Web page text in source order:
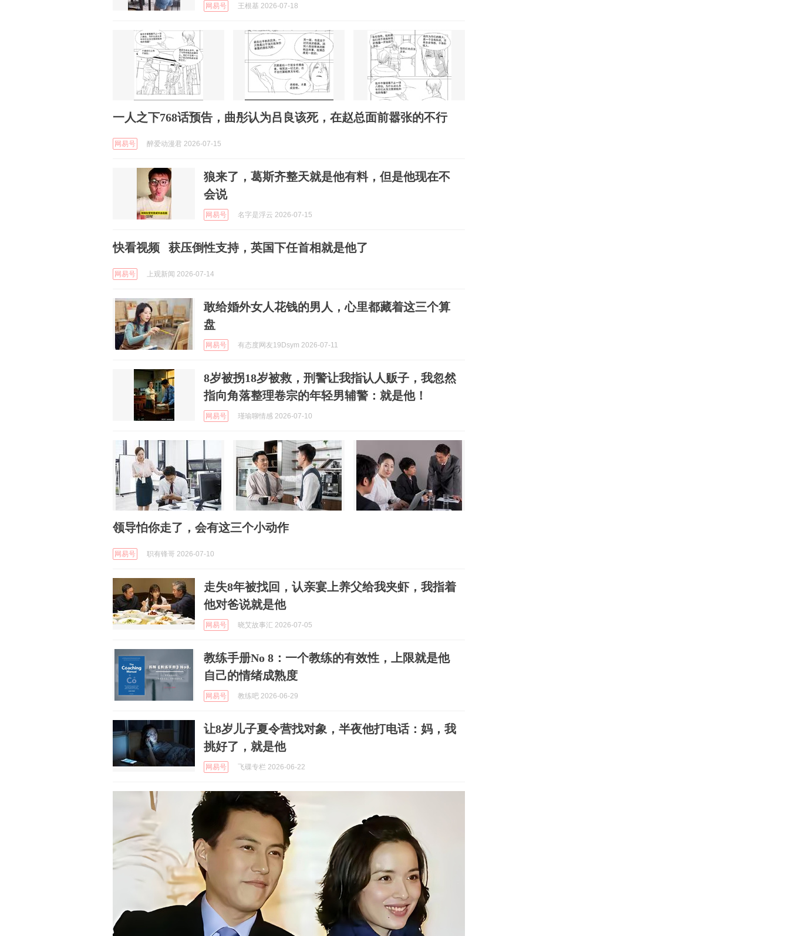
网易号 王根基 2026-07-18
一人之下768话预告，曲彤认为吕良该死，在赵总面前嚣张的不行
网易号 醉爱动漫君 2026-07-15
狼来了，葛斯齐整天就是他有料，但是他现在不
会说
网易号 名字是浮云 2026-07-15
快看视频 获压倒性支持，英国下任首相就是他了
网易号 上观新闻 2026-07-14
敢给婚外女人花钱的男人，心里都藏着这三个算
盘
网易号 有态度网友19Dsym 2026-07-11
8岁被拐18岁被救，刑警让我指认人贩子，我忽然
指向角落整理卷宗的年轻男辅警：就是他！
网易号 瑾瑜聊情感 2026-07-10
领导怕你走了，会有这三个小动作
网易号 职有锋哥 2026-07-10
走失8年被找回，认亲宴上养父给我夹虾，我指着
他对爸说就是他
网易号 晓艾故事汇 2026-07-05
教练手册No 8：一个教练的有效性，上限就是他
自己的情绪成熟度
网易号 教练吧 2026-06-29
让8岁儿子夏令营找对象，半夜他打电话：妈，我
挑好了，就是他
网易号 飞碟专栏 2026-06-22